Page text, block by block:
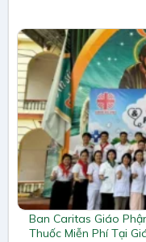
Ban Caritas Giáo
Thuốc Miễn Phí Tại